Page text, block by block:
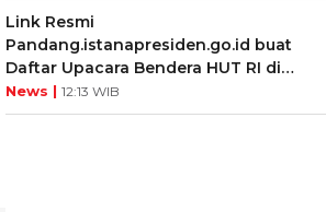
Link Resmi
Pandang.istanapresiden.go.id buat
Daftar Upacara Bendera HUT RI di
Istana Negara
News | 12:13 WIB